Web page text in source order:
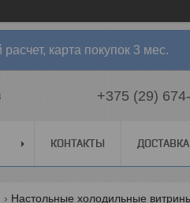
карта покупок 3 мес.
+375 (29)
КОНТАКТЫ
Настольные холодильные